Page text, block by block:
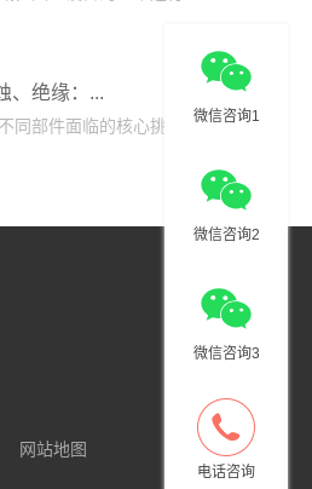
、绝缘：...
同部件面临的核心挑战
网站地图
微信咨询1
微信咨询2
微信咨询3
电话咨询